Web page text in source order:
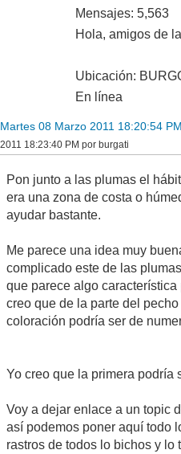
Mensajes: 5,563
Hola, amigos de
Ubicación:
En línea
Martes 08 Marzo 2011 18:20:54 PM
2011 18:23:40 PM por burgati
Pon junto a las plumas el
era una zona de costa o
ayudar bastante.
Me parece una idea muy
complicado este de las
que parece algo
creo que de la parte del
coloración podría ser de
Yo creo que la primera podría
Voy a dejar enlace a un topic
así podemos poner aquí todo
rastros de todos lo bichos y lo